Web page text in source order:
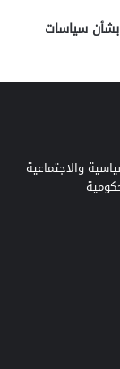
سياسات
والاجتماعية